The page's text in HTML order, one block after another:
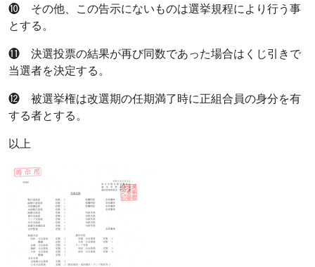
❿ その他、この告示にないものは選挙規程により行う事
とする。
⓫ 決選投票の結果が再び同数であった場合はくじ引きで
当選者を決定する。
⓬ 被選挙権は改選期の任期満了時に正組合員の身分を有
する者とする。
以上